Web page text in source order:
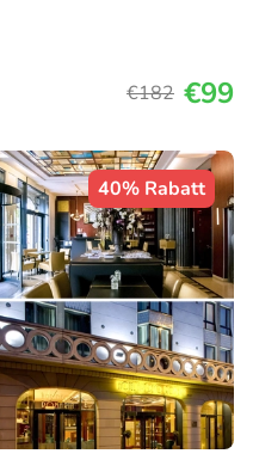
€182 €99
40% Rabatt